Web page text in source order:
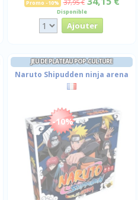
Promo -10% 37,95 €
Disponible
JEU DE PLATEAU POP-CULTURE
Naruto Shipudden ninja arena
-10%